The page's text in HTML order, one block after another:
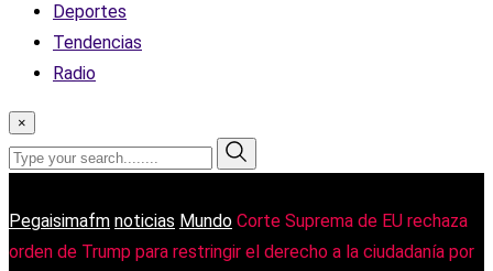
Deportes
Tendencias
Radio
×
Pegaisimafm noticias Mundo Corte Suprema de EU rechaza
orden de Trump para restringir el derecho a la ciudadanía por